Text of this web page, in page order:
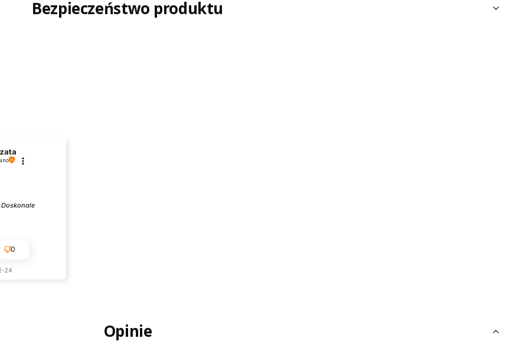
Bezpieczeństwo produktu
Doskonale
0
24
Opinie